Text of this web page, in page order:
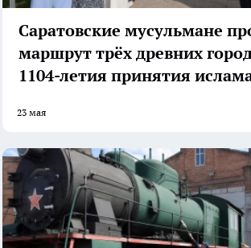
Саратовские мусульмане
маршрут трёх древних
1104-летия принятия
23 мая